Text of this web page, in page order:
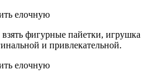
фигурные пайетки, игрушка
и привлекательной.